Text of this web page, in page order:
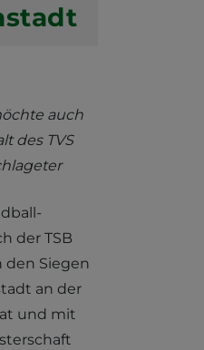
auch
des TVS
der TSB
den Siegen
an der
und mit